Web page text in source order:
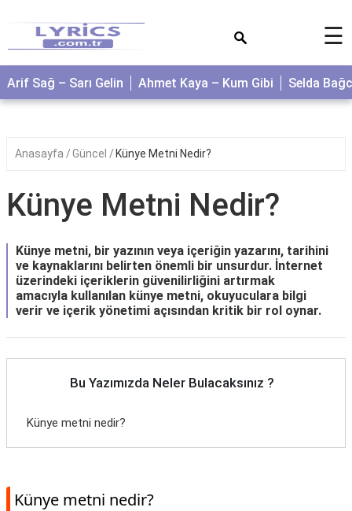
☰
Arif Sağ – Sarı Gelin Ahmet Kaya – Kum Gibi Selda
Anasayfa Güncel Künye Metni Nedir?
Künye Metni Nedir?
Künye metni, bir yazının veya içeriğin yazarını, tarihini
ve kaynaklarını belirten önemli bir unsurdur. İnternet
üzerindeki içeriklerin güvenilirliğini artırmak
amacıyla kullanılan künye metni, okuyuculara bilgi
verir ve içerik yönetimi açısından kritik bir rol oynar.
Bu Yazımızda Neler Bulacaksınız ?
Künye metni nedir?
Künye metni nedir?